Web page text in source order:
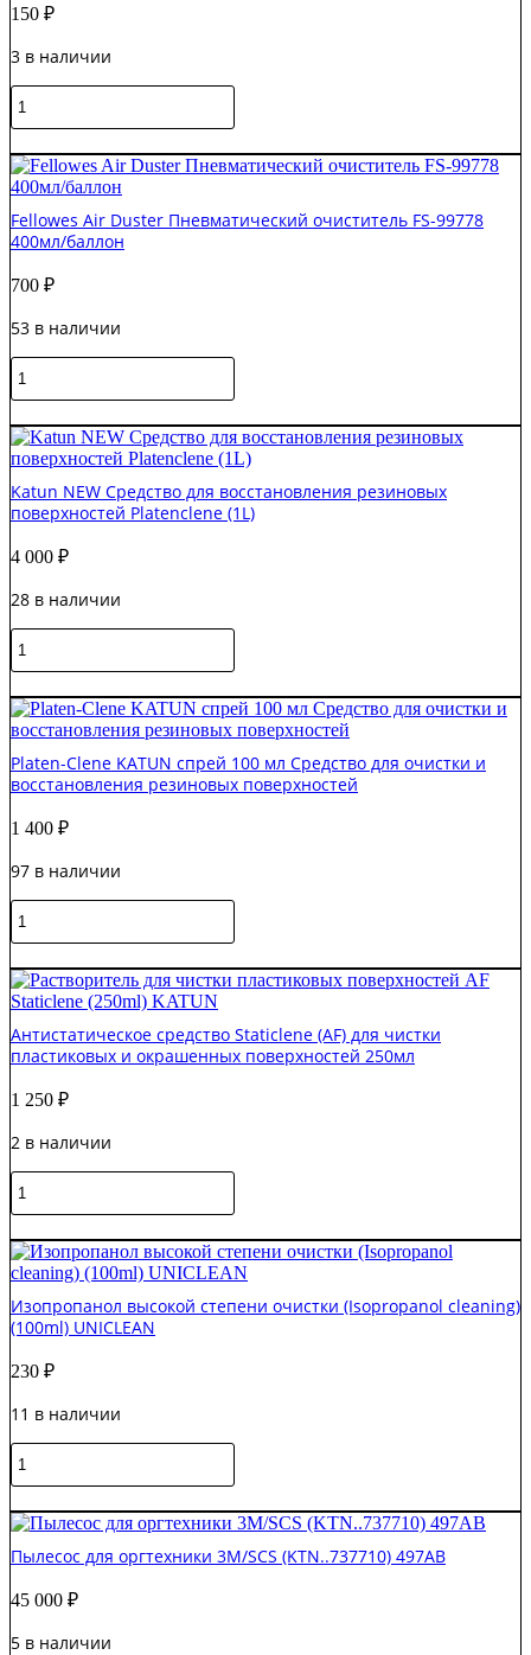
20
150 ₽
3 в наличии
Количество
товара
Салфетки
для
экранов
Defender
Fellowes Air Duster Пневматический очиститель FS-99778
400мл/баллон
700 ₽
53 в наличии
Количество
товара
Air
Duster
Пневматический
очиститель
FS-
400мл/
Katun NEW Средство для восстановления резиновых
поверхностей Platenclene (1L)
4 000 ₽
28 в наличии
Количество
товара
NEW
Средство
для
восстановления
резиновых
Platenclene
Platen-Clene KATUN спрей 100 мл Средство для очистки и
восстановления резиновых поверхностей
1 400 ₽
97 в наличии
Количество
товара
Clene
KATUN
спрей
100
мл
для
и
резиновых
поверхностей
Антистатическое средство Staticlene (AF) для чистки
пластиковых и окрашенных поверхностей 250мл
1 250 ₽
2 в наличии
Количество
товара
средство
Staticlene
(AF)
для
чистки
и
поверхностей
Изопропанол высокой степени очистки (Isopropanol cleaning)
(100ml) UNICLEAN
230 ₽
11 в наличии
Количество
товара
высокой
степени
очистки
cleaning)
UNICLEAN
Пылесос для оргтехники 3M/SCS (KTN..737710) 497AB
45 000 ₽
5 в наличии